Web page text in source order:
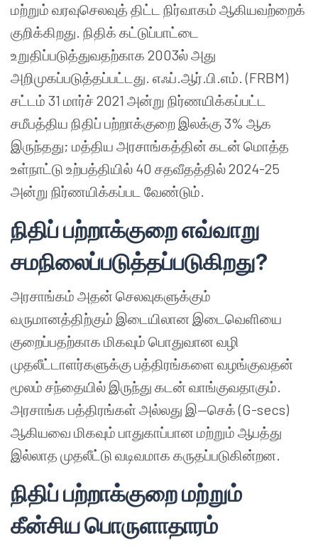
மற்றும் வரவுசெலவுத் திட்ட நிர்வாகம் ஆகியவற்றைக்
குறிக்கிறது. நிதிக் கட்டுப்பாட்டை
உறுதிப்படுத்துவதற்காக 2003ல் அது
அறிமுகப்படுத்தப்பட்டது. எஃப்.ஆர்.பி.எம். (FRBM)
சட்டம் 31 மார்ச் 2021 அன்று நிர்ணயிக்கப்பட்ட
சமீபத்திய நிதிப் பற்றாக்குறை இலக்கு 3% ஆக
இருந்தது; மத்திய அரசாங்கத்தின் கடன் மொத்த
உள்நாட்டு உற்பத்தியில் 40 சதவீதத்தில் 2024-25
அன்று நிர்ணயிக்கப்பட வேண்டும்.
நிதிப் பற்றாக்குறை எவ்வாறு
சமநிலைப்படுத்தப்படுகிறது?
அரசாங்கம் அதன் செலவுகளுக்கும்
வருமானத்திற்கும் இடையிலான இடைவெளியை
குறைப்பதற்காக மிகவும் பொதுவான வழி
முதலீட்டாளர்களுக்கு பத்திரங்களை வழங்குவதன்
மூலம் சந்தையில் இருந்து கடன் வாங்குவதாகும்.
அரசாங்க பத்திரங்கள் அல்லது இ—செக் (G-secs)
ஆகியவை மிகவும் பாதுகாப்பான மற்றும் ஆபத்து
இல்லாத முதலீட்டு வடிவமாக கருதப்படுகின்றன.
நிதிப் பற்றாக்குறை மற்றும்
கீன்சிய பொருளாதாரம்